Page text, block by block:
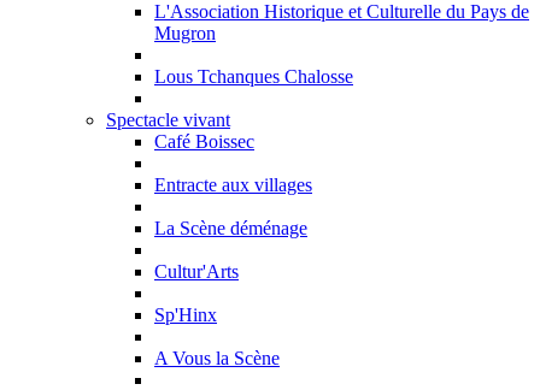
L'Association Historique et Culturelle du Pays de
Mugron
Lous Tchanques Chalosse
Spectacle vivant
Café Boissec
Entracte aux villages
La Scène déménage
Cultur'Arts
Sp'Hinx
A Vous la Scène